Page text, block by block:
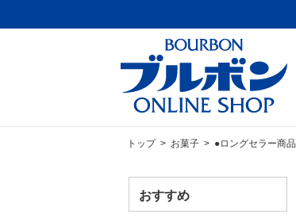
トップ> お菓子> ●ロングセラー商品
おすすめ